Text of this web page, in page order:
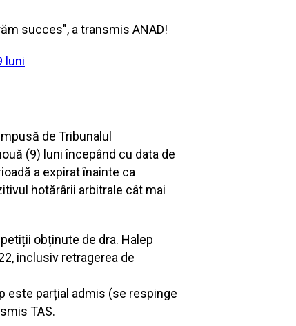
succes", a transmis ANAD!
luni
de Tribunalul
(9) luni începând cu data de
a expirat înainte ca
hotărârii arbitrale cât mai
obținute de dra. Halep
inclusiv retragerea de
este parțial admis (se respinge
TAS.